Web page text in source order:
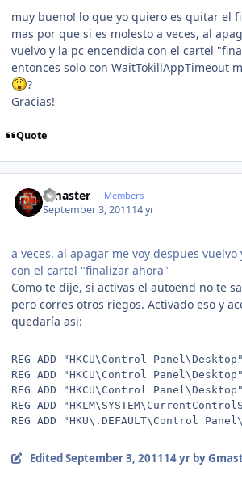
muy bueno! lo que yo quiero es quitar el
mas por que si es molesto a veces, al
vuelvo y la pc encendida con el cartel
entonces solo con WaitTokillAppTimeout
?
Gracias!
Quote
Gmaster Members
September 3, 201114 yr
a veces, al apagar me voy despues
con el cartel "finalizar ahora"
Como te dije, si activas el autoend no te
pero corres otros riegos. Activado eso y
quedaría asi:
REG ADD "HKCU\Control
REG ADD "HKCU\Control
REG ADD "HKCU\Control
REG ADD
REG ADD "HKU\.DEFAULT\Control
EditedSeptember 3, 201114 yrby